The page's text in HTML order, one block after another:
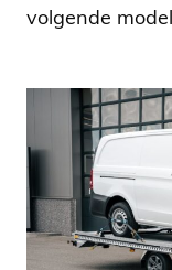
volgende